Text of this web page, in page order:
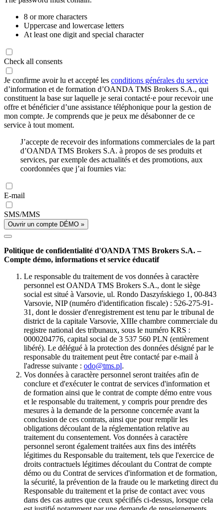
8 or more characters
Uppercase and lowercase letters
At least one digit and special character
Check all consents
Je confirme avoir lu et accepté les conditions générales du service
d’information et de formation d’OANDA TMS Brokers S.A., qui
constituent la base sur laquelle je serai contacté·e pour recevoir une
offre et bénéficier d’une assistance téléphonique pour la gestion de
mon compte. Je comprends que je peux me désabonner de ce
service à tout moment.
J’accepte de recevoir des informations commerciales de la part
d’OANDA TMS Brokers S.A. à propos de ses produits et
services, par exemple des actualités et des promotions, aux
coordonnées que j’ai fournies via:
E-mail
SMS/MMS
Ouvrir un compte DÉMO »
Politique de confidentialité d'OANDA TMS Brokers S.A. –
Compte démo, informations et service éducatif
Le responsable du traitement de vos données à caractère
personnel est OANDA TMS Brokers S.A., dont le siège
social est situé à Varsovie, ul. Rondo Daszyńskiego 1, 00-843
Varsovie, NIP (numéro d'identification fiscale) : 526-275-91-
31, dont le dossier d'enregistrement est tenu par le tribunal de
district de la capitale Varsovie, XIIIe chambre commerciale du
registre national des tribunaux, sous le numéro KRS :
0000204776, capital social de 3 537 560 PLN (entièrement
libéré). Le délégué à la protection des données désigné par le
responsable du traitement peut être contacté par e-mail à
l'adresse suivante : odo@tms.pl.
Vos données à caractère personnel seront traitées afin de
conclure et d'exécuter le contrat de services d'information et
de formation ainsi que le contrat de compte démo entre vous
et le responsable du traitement, y compris pour prendre des
mesures à la demande de la personne concernée avant la
conclusion de ces contrats, ainsi que pour remplir les
obligations découlant de la réglementation relative au
traitement du consentement. Vos données à caractère
personnel seront également traitées aux fins des intérêts
légitimes du Responsable du traitement, tels que l'exercice de
droits contractuels légitimes découlant du Contrat de compte
démo ou du Contrat de services d'information et de formation,
la sécurité, la prévention de la fraude ou le marketing direct du
Responsable du traitement et la prise de contact avec vous
dans des cas autres que ceux spécifiés ci-dessus, lorsque cela